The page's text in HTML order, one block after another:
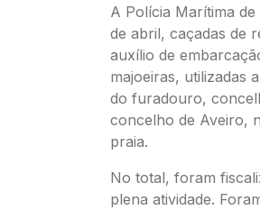
A Polícia Marítima
de abril, caçadas de
auxílio de
majoeiras, utilizadas
do furadouro,
concelho de Aveiro,
praia.
No total, foram
plena atividade.